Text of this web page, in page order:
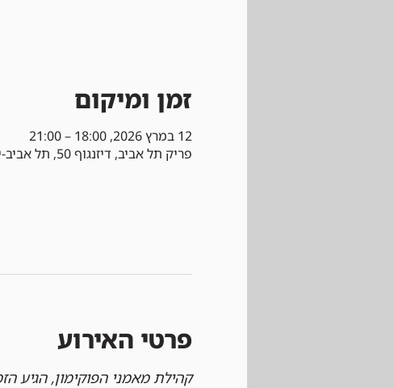
זמן ומיקום
12 במרץ 2026, 18:00 – 21:00
פריק תל אביב, דיזנגוף 50, תל אביב-יפו, ישראל
פרטי האירוע
קהילת מאמני הפוקימון, הגיע